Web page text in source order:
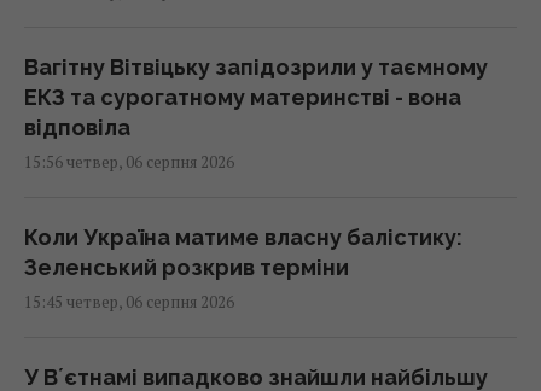
Вагітну Вітвіцьку запідозрили у таємному
ЕКЗ та сурогатному материнстві - вона
відповіла
15:56 четвер, 06 серпня 2026
Коли Україна матиме власну балістику:
Зеленський розкрив терміни
15:45 четвер, 06 серпня 2026
У Вʼєтнамі випадково знайшли найбільшу